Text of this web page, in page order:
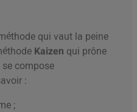
qui vaut la peine
Kaizen qui prône
se compose
:
;